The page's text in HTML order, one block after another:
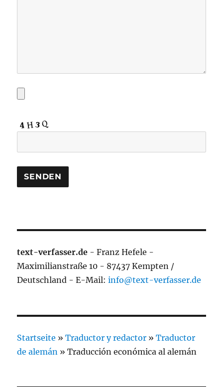
text-verfasser.de - Franz Hefele -
Maximilianstraße 10 - 87437 Kempten /
Deutschland - E-Mail:info@text-verfasser.de
Startseite »Traductor y redactor »Traductor
de alemán »Traducción económica al alemán